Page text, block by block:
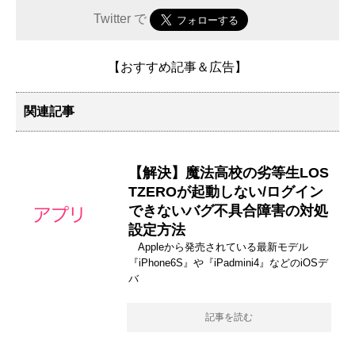
Twitter で
【おすすめ記事＆広告】
関連記事
【解決】魔法高校の劣等生LOS
TZEROが起動しない/ログイン
できないバグ不具合障害の対処
設定方法
Appleから発売されている最新モデル
『iPhone6S』や『iPadmini4』などのiOSデ
バ
記事を読む